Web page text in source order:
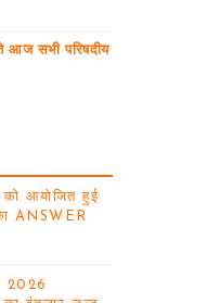
आज सभी परिषदीय
आयोजित हुई
ANSWER
2026